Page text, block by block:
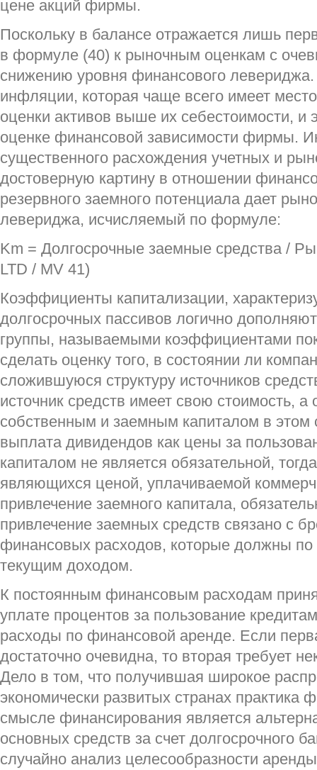
цене акций фирмы.
Поскольку в балансе отражается лишь
в формуле (40) к рыночным оценкам с
снижению уровня финансового левериджа.
инфляции, которая чаще всего имеет
оценки активов выше их себестоимости, и
оценке финансовой зависимости фирмы.
существенного расхождения учетных и
достоверную картину в отношении
резервного заемного потенциала дает
левериджа, исчисляемый по формуле:
Km = Долгосрочные заемные средства /
LTD / MV 41)
Коэффициенты капитализации,
долгосрочных пассивов логично
группы, называемыми коэффициентами
сделать оценку того, в состоянии ли
сложившуюся структуру источников
источник средств имеет свою стоимость,
собственным и заемным капиталом в этом
выплата дивидендов как цены за
капиталом не является обязательной,
являющихся ценой, уплачиваемой
привлечение заемного капитала,
привлечение заемных средств связано с
финансовых расходов, которые должны по
текущим доходом.
К постоянным финансовым расходам
уплате процентов за пользование
расходы по финансовой аренде. Если
достаточно очевидна, то вторая требует
Дело в том, что получившая широкое
экономически развитых странах практика
смысле финансирования является
основных средств за счет долгосрочного
случайно анализ целесообразности